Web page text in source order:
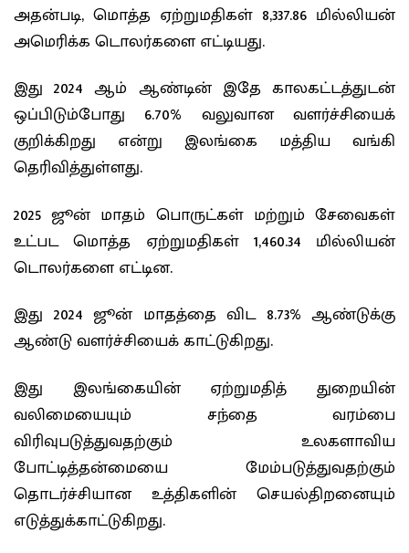
அதன்படி, மொத்த ஏற்றுமதிகள் 8,337.86 மில்லியன்
அமெரிக்க டொலர்களை எட்டியது.
இது 2024 ஆம் ஆண்டின் இதே காலகட்டத்துடன்
ஒப்பிடும்போது 6.70% வலுவான வளர்ச்சியைக்
குறிக்கிறது என்று இலங்கை மத்திய வங்கி
தெரிவித்துள்ளது.
2025 ஜூன் மாதம் பொருட்கள் மற்றும் சேவைகள்
உட்பட மொத்த ஏற்றுமதிகள் 1,460.34 மில்லியன்
டொலர்களை எட்டின.
இது 2024 ஜூன் மாதத்தை விட 8.73% ஆண்டுக்கு
ஆண்டு வளர்ச்சியைக் காட்டுகிறது.
இது இலங்கையின் ஏற்றுமதித் துறையின்
வலிமையையும் சந்தை வரம்பை
விரிவுபடுத்துவதற்கும் உலகளாவிய
போட்டித்தன்மையை மேம்படுத்துவதற்கும்
தொடர்ச்சியான உத்திகளின் செயல்திறனையும்
எடுத்துக்காட்டுகிறது.